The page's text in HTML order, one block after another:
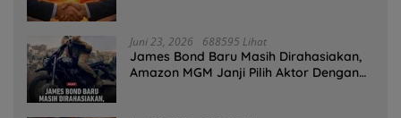
Juni 23, 2026 688595 Lihat
James Bond Baru Masih Dirahasiakan,
Amazon MGM Janji Pilih Aktor Dengan